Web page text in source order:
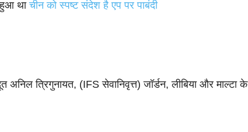
हुआ थाचीन को स्पष्ट संदेश है एप पर पाबंदी
अनिल त्रिगुनायत, (IFS सेवानिवृत्त) जॉर्डन, लीबिया और माल्टा के